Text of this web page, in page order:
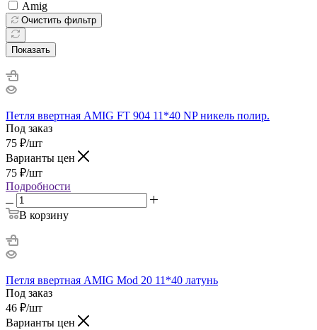
Amig
Очистить фильтр
Показать
Петля ввертная AMIG FT 904 11*40 NP никель полир.
Под заказ
75 ₽/шт
Варианты цен
75 ₽/шт
Подробности
В корзину
Петля ввертная AMIG Mod 20 11*40 латунь
Под заказ
46 ₽/шт
Варианты цен